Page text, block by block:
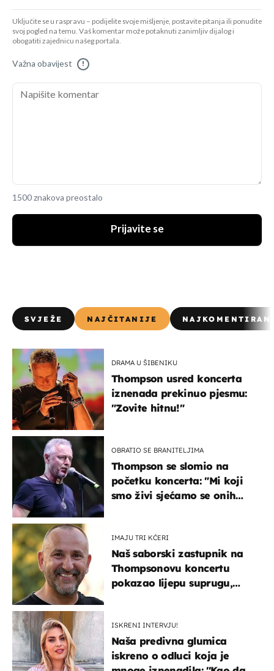
Uključite se u raspravu – podijelite svoje mišljenje, postavite pitanja ili ponudite
svoj pogled na temu. Vaš komentar može potaknuti zanimljiv dijalog i
obogatiti zajednicu našeg portala.
Važna obavijest !
1500 znakova preostalo
Prijavite se
SVJEŽE NAJČITANIJE
DRAMA U ŠIBENIKU
Thompson usred koncerta
iznenada prekinuo pjesmu:
"Zovite hitnu!"
OBRATIO SE BRANITELJIMA
Thompson se slomio na
početku koncerta: "Mi koji
smo živi sjećamo se onih
IMAJU TRI KĆERI
Naš saborski zastupnik na
Thompsonovu koncertu
pokazao lijepu suprugu,
ISKRENI INTERVJU!
Naša predivna glumica
iskreno o odluci koja je